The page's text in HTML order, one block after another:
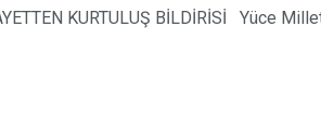
KURTULUŞ BİLDİRİSİ Yüce